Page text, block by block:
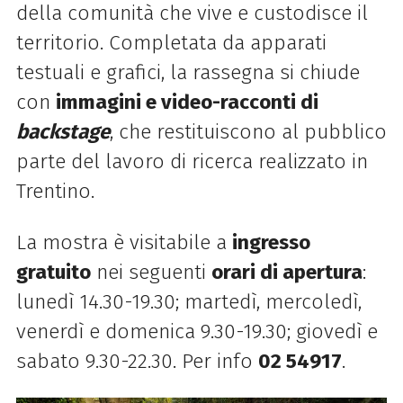
della comunità che vive e custodisce il
territorio. Completata da apparati
testuali e grafici, la rassegna si chiude
con immagini e video-racconti di
backstage, che restituiscono al pubblico
parte del lavoro di ricerca realizzato in
Trentino.
La mostra è visitabile a ingresso
gratuitonei seguenti orari di apertura:
lunedì 14.30-19.30; martedì, mercoledì,
venerdì e domenica 9.30-19.30; giovedì e
sabato 9.30-22.30. Per info 02 54917.